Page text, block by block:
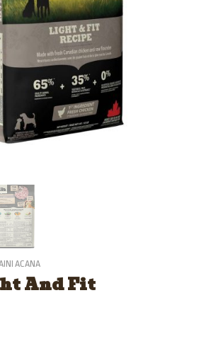
ACANA
And Fit